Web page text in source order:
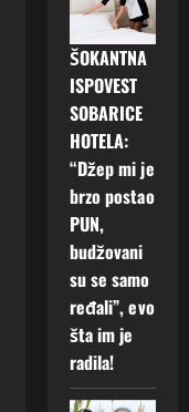
ŠOKANTNA
ISPOVEST
SOBARICE
HOTELA:
“Džep mi je
brzo postao
PUN,
budžovani
su se samo
ređali”, evo
šta im je
radila!